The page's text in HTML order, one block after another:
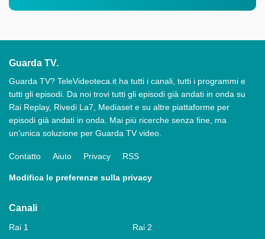
Guarda TV.
Guarda TV? TeleVideoteca.it ha tutti i canali, tutti i programmi e
tutti gli episodi. Da noi trovi tutti gli episodi già andati in onda su
Rai Replay, Rivedi La7, Mediaset e su altre piattaforme per
episodi già andati in onda. Mai più ricerche senza fine, ma
un'unica soluzione per Guarda TV video.
Contatto Aiuto Privacy RSS
Modifica le preferenze sulla privacy
Canali
Rai 1
Rai 2